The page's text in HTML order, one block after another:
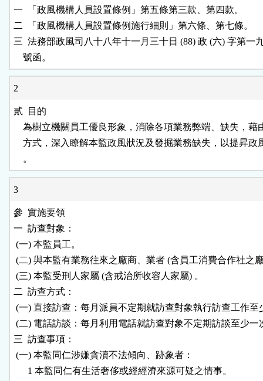
一  「政風機構人員設置條例」第五條第三款、第四款。
二  「政風機構人員設置條例施行細則」第六條、第七條。
三  法務部政風司八十八年十一月三十日 (88) 政 (六) 字第一
2
貳  目的
為樹立機關員工優良形象，消除各項業務弊端、缺失，藉
方式，深入瞭解本監政風狀況及發掘業務缺失，以提昇政
3
參  實施要領
一  訪查對象：
(一) 本監員工。
(二) 與本監有業務往來之廠商、業者 (含員工消費合作社之
(三) 本監受刑人家屬 (含戒治所收容人家屬) 。
二  訪查方式：
(一) 直接訪查：每月派員不定期就訪查對象執行訪查工作至
(二) 電話訪談：每月利用電話就訪查對象不定期訪談至少一
三  訪查事項：
(一) 本監同仁涉嫌貪瀆不法傾向、跡象者：
      1 本監同仁有生活奢侈或經經濟來源可疑之情事。